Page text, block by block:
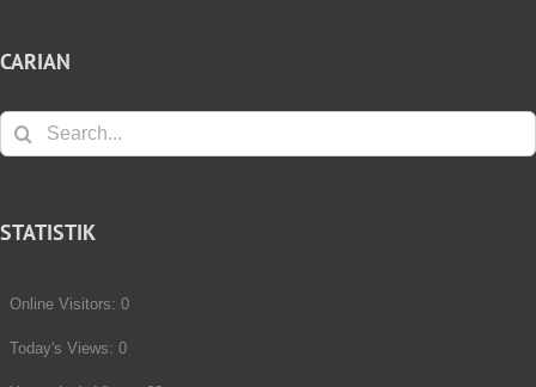
CARIAN
Search
for:
STATISTIK
Online Visitors: 0
Today's Views: 0